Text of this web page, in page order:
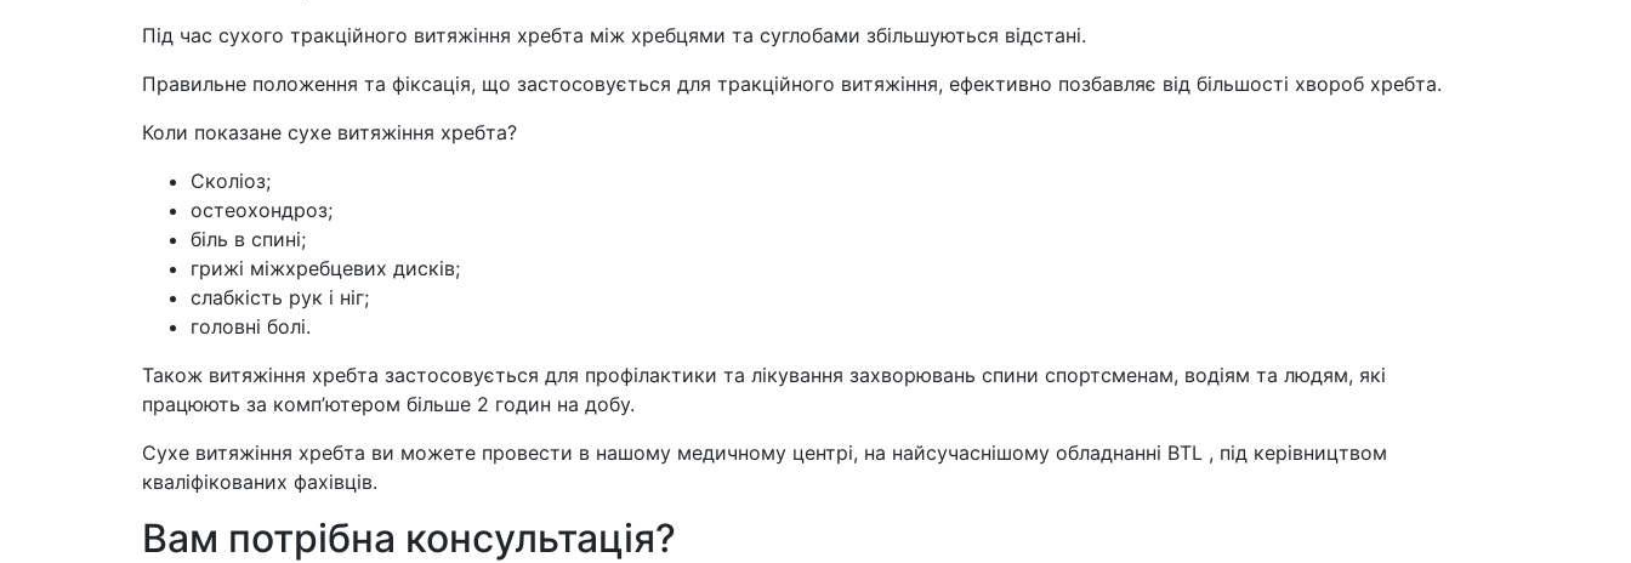
Під час сухого тракційного витяжіння хребта між хребцями та суглобами збільшуються відстані.
Правильне положення та фіксація, що застосовується для тракційного витяжіння, ефективно позбавляє від більшості хвороб хребта.
Коли показане сухе витяжіння хребта?
Сколіоз;
остеохондроз;
біль в спині;
грижі міжхребцевих дисків;
слабкість рук і ніг;
головні болі.
Також витяжіння хребта застосовується для профілактики та лікування захворювань спини спортсменам, водіям та людям, які
працюють за комп’ютером більше 2 годин на добу.
Сухе витяжіння хребта ви можете провести в нашому медичному центрі, на найсучаснішому обладнанні BTL , під керівництвом
кваліфікованих фахівців.
Вам потрібна консультація?